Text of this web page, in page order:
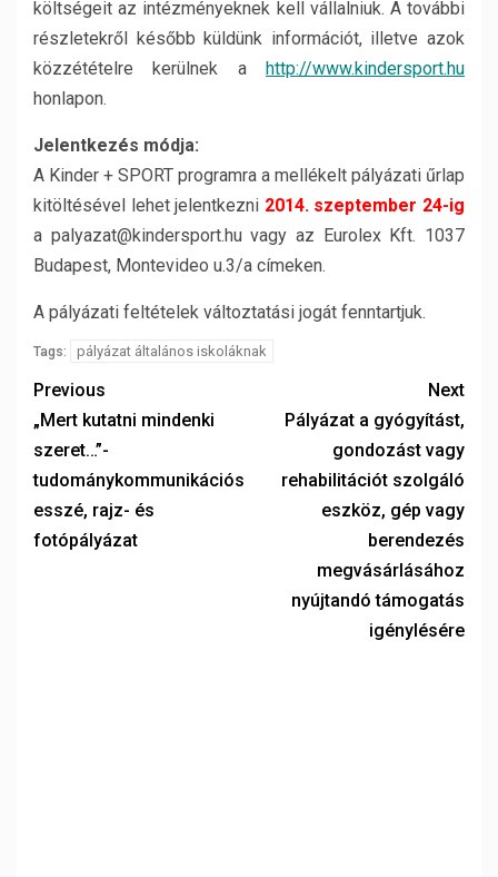
költségeit az intézményeknek kell vállalniuk. A további
részletekről később küldünk információt, illetve azok
közzétételre kerülnek a http://www.kindersport.hu
honlapon.
Jelentkezés módja:
A Kinder + SPORT programra a mellékelt pályázati űrlap
kitöltésével lehet jelentkezni 2014. szeptember 24-ig
a palyazat@kindersport.hu vagy az Eurolex Kft. 1037
Budapest, Montevideo u.3/a címeken.
A pályázati feltételek változtatási jogát fenntartjuk.
Tags: pályázat általános iskoláknak
Previous
„Mert kutatni mindenki
szeret…”-
tudománykommunikációs
esszé, rajz- és
fotópályázat
Next
Pályázat a gyógyítást,
gondozást vagy
rehabilitációt szolgáló
eszköz, gép vagy
berendezés
megvásárlásához
nyújtandó támogatás
igénylésére